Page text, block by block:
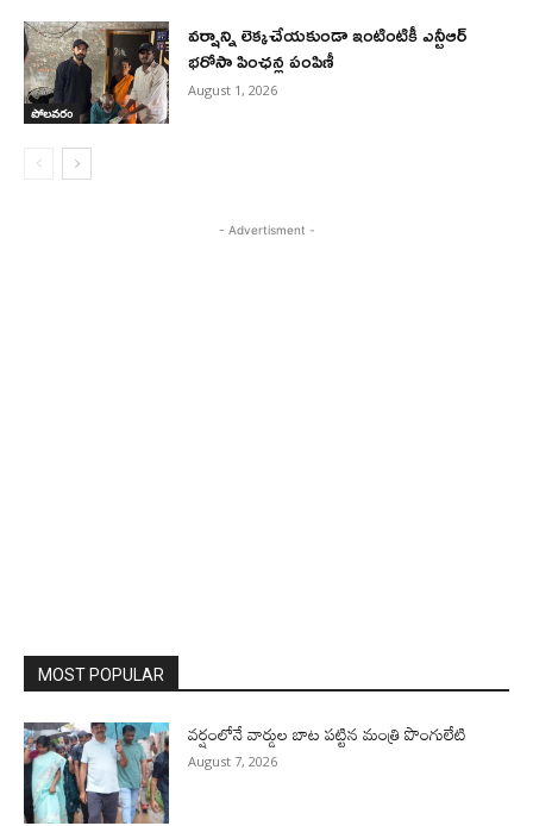
పోలవరం
వర్షాన్ని లెక్కచేయకుండా ఇంటింటికీ ఎన్టీఆర్
భరోసా పింఛన్ల పంపిణీ
August 1, 2026
- Advertisment -
MOST POPULAR
వర్షంలోనే వార్డుల బాట పట్టిన మంత్రి పొంగులేటి
August 7, 2026